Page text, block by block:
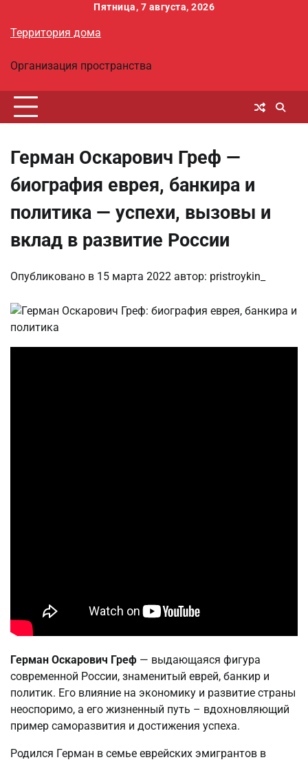
содержимому
Пятница, 7 августа, 2026
Территория дома
Организация пространства
Герман Оскарович Греф —
биография еврея, банкира и
политика — успехи, вызовы и
вклад в развитие России
Опубликовано в 15 марта 2022 автор: pristroykin_
Герман Оскарович Греф — выдающаяся фигура
современной России, знаменитый еврей, банкир и
политик. Его влияние на экономику и развитие страны
неоспоримо, а его жизненный путь – вдохновляющий
пример саморазвития и достижения успеха.
Родился Герман в семье еврейских эмигрантов в